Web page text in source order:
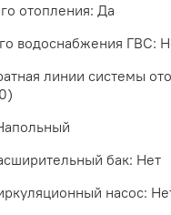
отопления: Да
водоснабжения ГВС:
линии системы
бак: Нет
насос: